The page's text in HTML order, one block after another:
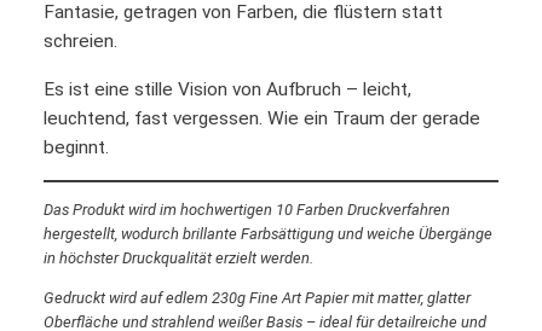
Fantasie, getragen von Farben, die flüstern statt
schreien.
Es ist eine stille Vision von Aufbruch – leicht,
leuchtend, fast vergessen. Wie ein Traum der gerade
beginnt.
Das Produkt wird im hochwertigen 10 Farben Druckverfahren
hergestellt, wodurch brillante Farbsättigung und weiche Übergänge
in höchster Druckqualität erzielt werden.
Gedruckt wird auf edlem 230g Fine Art Papier mit matter, glatter
Oberfläche und strahlend weißer Basis – ideal für detailreiche und